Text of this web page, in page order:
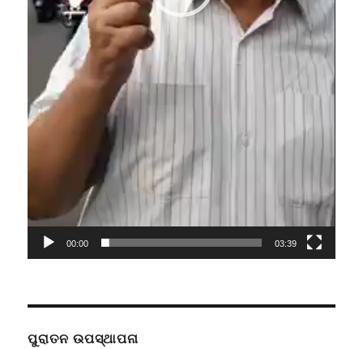
00:00 03:39
ପୁରାତନ ଉପସ୍ଥାପନା